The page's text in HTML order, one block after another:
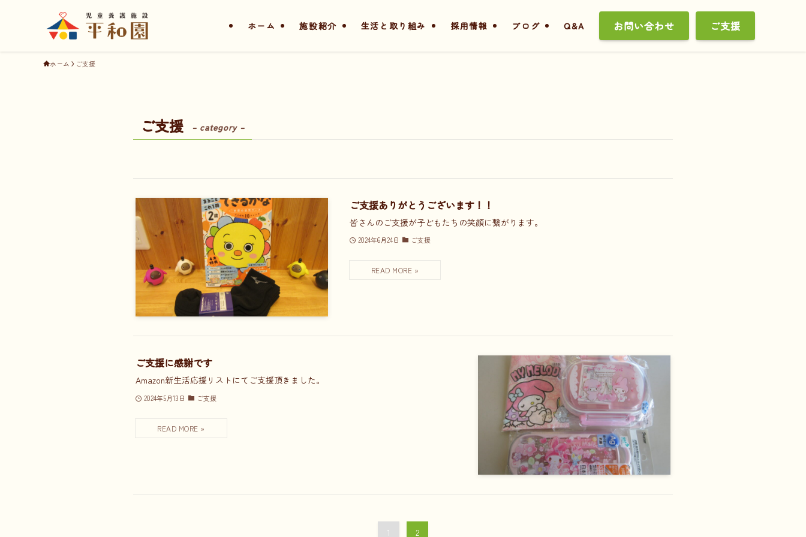
ホーム 施設紹介 生活と取り組み 採用情報 ブログ Q&A お問い合わせ ご支援
ホーム ご支援
ご支援 – category –
ご支援ありがとうございます！！
皆さんのご支援が子どもたちの笑顔に繋がります。
2024年6月24日 ご支援
ご支援に感謝です
Amazon新生活応援リストにてご支援頂きました。
2024年5月13日 ご支援
1 2